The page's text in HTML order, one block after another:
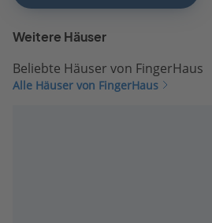
Weitere Häuser
Beliebte Häuser von FingerHaus
Alle Häuser von FingerHaus